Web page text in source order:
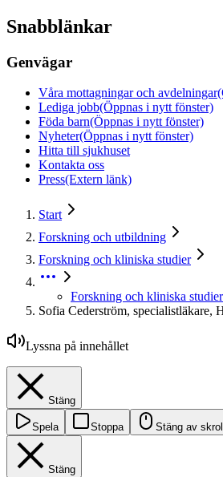
Snabblänkar
Genvägar
Våra mottagningar och avdelningar
Lediga jobb(Öppnas i nytt fönster)
Föda barn(Öppnas i nytt fönster)
Nyheter(Öppnas i nytt fönster)
Hitta till sjukhuset
Kontakta oss
Press(Extern länk)
Start
Forskning och utbildning
Forskning och kliniska studier
Forskning och kliniska studier
Sofia Cederström, specialistläkare,
Lyssna på innehållet
Stäng
Spela Stoppa Stäng av
Stäng